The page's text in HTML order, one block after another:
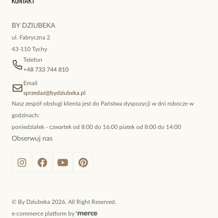
BY DZIUBEKA
ul. Fabryczna 2
43-110 Tychy
Telefon
+48 733 744 810
Email
sprzedaz@bydziubeka.pl
Nasz zespół obsługi klienta jest do Państwa dyspozycji w dni robocze w
godzinach:
poniedziałek - czwartek od 8:00 do 16:00 piatek od 8:00 do 14:00
Obserwuj nas
© By Dziubeka 2026. All Right Reserved.
e-commerce platform by